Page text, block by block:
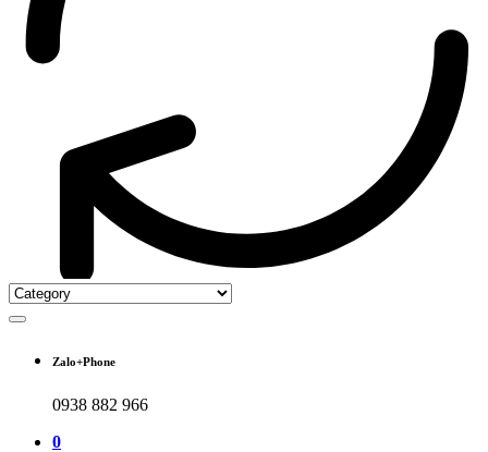
Zalo+Phone
0938 882 966
0